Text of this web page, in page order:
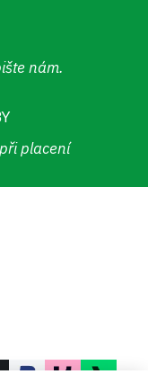
nám.
placení